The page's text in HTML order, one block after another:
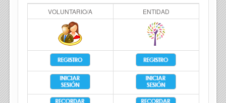
VOLUNTARIO/A ENTIDAD